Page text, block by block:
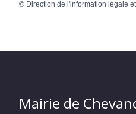
© Direction de l'information légale
Mairie de